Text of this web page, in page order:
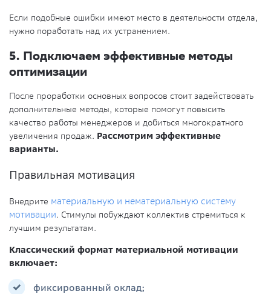
Если подобные ошибки имеют место в деятельности отдела,
нужно поработать над их устранением.
5. Подключаем эффективные методы
оптимизации
После проработки основных вопросов стоит задействовать
дополнительные методы, которые помогут повысить
качество работы менеджеров и добиться многократного
увеличения продаж. Рассмотрим эффективные
варианты.
Правильная мотивация
Внедрите материальную и нематериальную систему
мотивации. Стимулы побуждают коллектив стремиться к
лучшим результатам.
Классический формат материальной мотивации
включает:
фиксированный оклад;